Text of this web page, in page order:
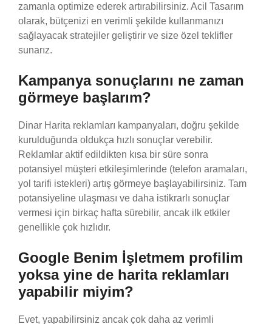
zamanla optimize ederek artırabilirsiniz. Acil Tasarım
olarak, bütçenizi en verimli şekilde kullanmanızı
sağlayacak stratejiler geliştirir ve size özel teklifler
sunarız.
Kampanya sonuçlarını ne zaman
görmeye başlarım?
Dinar Harita reklamları kampanyaları, doğru şekilde
kurulduğunda oldukça hızlı sonuçlar verebilir.
Reklamlar aktif edildikten kısa bir süre sonra
potansiyel müşteri etkileşimlerinde (telefon aramaları,
yol tarifi istekleri) artış görmeye başlayabilirsiniz. Tam
potansiyeline ulaşması ve daha istikrarlı sonuçlar
vermesi için birkaç hafta sürebilir, ancak ilk etkiler
genellikle çok hızlıdır.
Google Benim İşletmem profilim
yoksa yine de harita reklamları
yapabilir miyim?
Evet, yapabilirsiniz ancak çok daha az verimli